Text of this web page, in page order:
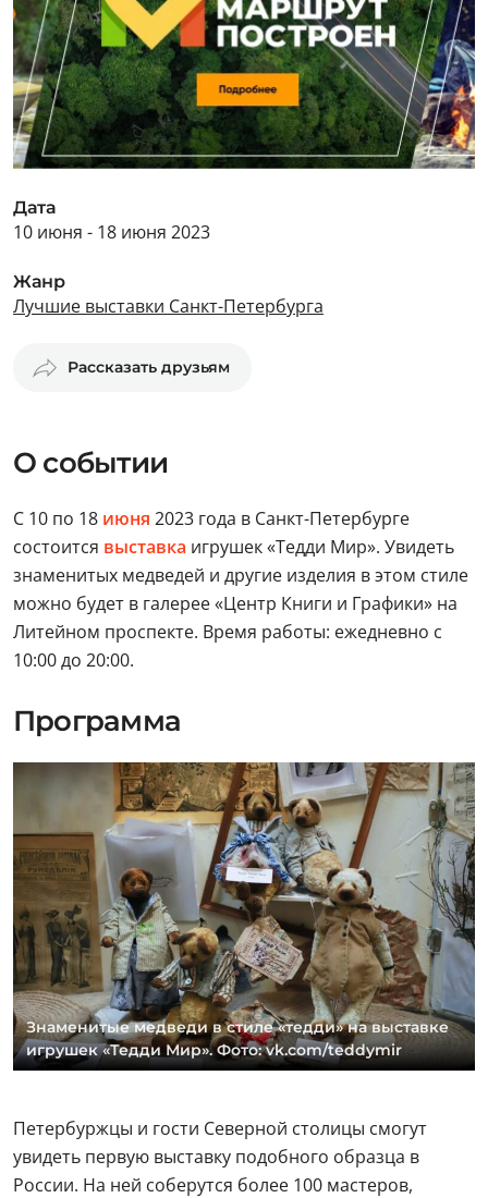
Дата
10 июня - 18 июня 2023
Жанр
Лучшие выставки Санкт-Петербурга
Рассказать друзьям
О событии
С 10 по 18 июня 2023 года в Санкт-Петербурге
состоится выставка игрушек «Тедди Мир». Увидеть
знаменитых медведей и другие изделия в этом стиле
можно будет в галерее «Центр Книги и Графики» на
Литейном проспекте. Время работы: ежедневно с
10:00 до 20:00.
Программа
Знаменитые медведи в стиле «тедди» на выставке
игрушек «Тедди Мир». Фото: vk.com/teddymir
Петербуржцы и гости Северной столицы смогут
увидеть первую выставку подобного образца в
России. На ней соберутся более 100 мастеров,